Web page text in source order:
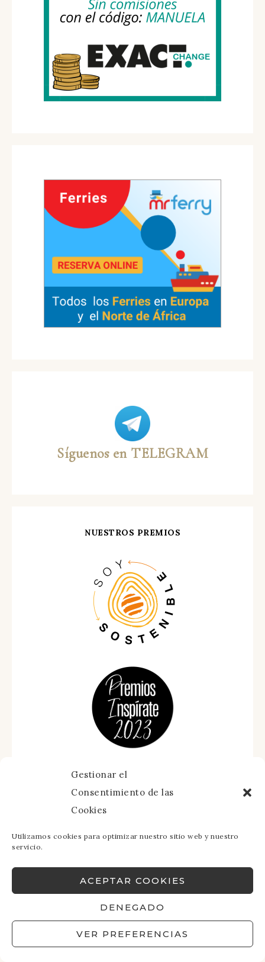
Gestionar el
Consentimiento de las
Cookies
Utilizamos cookies para optimizar nuestro sitio web y nuestro
servicio.
ACEPTAR COOKIES
DENEGADO
VER PREFERENCIAS
Síguenos en TELEGRAM
NUESTROS PREMIOS